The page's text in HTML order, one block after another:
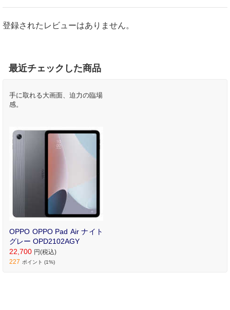
登録されたレビューはありません。
最近チェックした商品
手に取れる大画面、迫力の臨場
感。
OPPO OPPO Pad Air ナイト
グレー OPD2102AGY
22,700 円(税込)
227 ポイント (1%)